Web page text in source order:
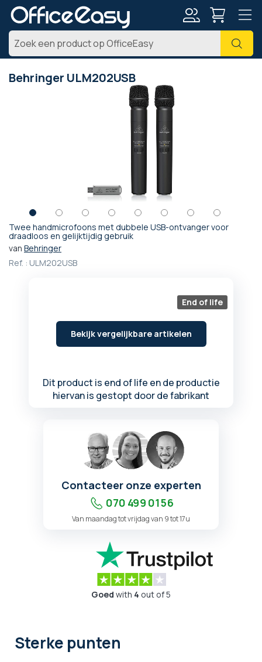
Zoek
Behringer ULM202USB
Twee handmicrofoons met dubbele USB-ontvanger voor
draadloos en gelijktijdig gebruik
van Behringer
Ref. : ULM202USB
End of life
Bekijk vergelijkbare artikelen
Dit product is end of life en de productie
hiervan is gestopt door de fabrikant
Ga
naar
begin
Contacteer onze experten
070 499 01 56
Van maandag tot vrijdag van 9 tot 17u
Goed with 4 out of 5
Sterke punten